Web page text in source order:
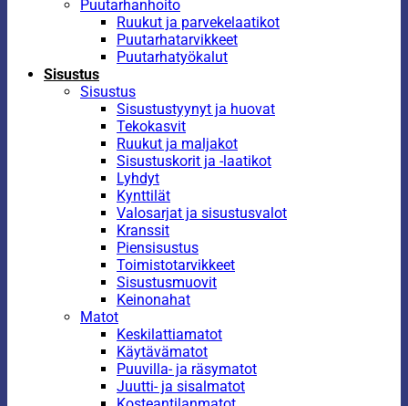
Puutarhanhoito
Ruukut ja parvekelaatikot
Puutarhatarvikkeet
Puutarhatyökalut
Sisustus
Sisustus
Sisustustyynyt ja huovat
Tekokasvit
Ruukut ja maljakot
Sisustuskorit ja -laatikot
Lyhdyt
Kynttilät
Valosarjat ja sisustusvalot
Kranssit
Piensisustus
Toimistotarvikkeet
Sisustusmuovit
Keinonahat
Matot
Keskilattiamatot
Käytävämatot
Puuvilla- ja räsymatot
Juutti- ja sisalmatot